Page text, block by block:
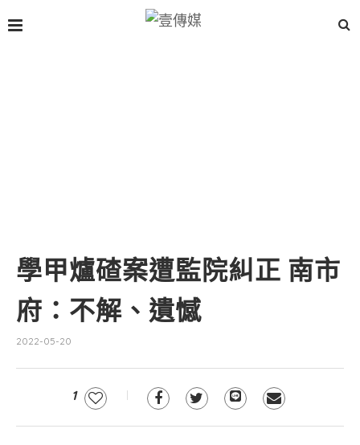
學甲爐碴案遭監院糾正 南市
府：不解、遺憾
2022-05-20
1